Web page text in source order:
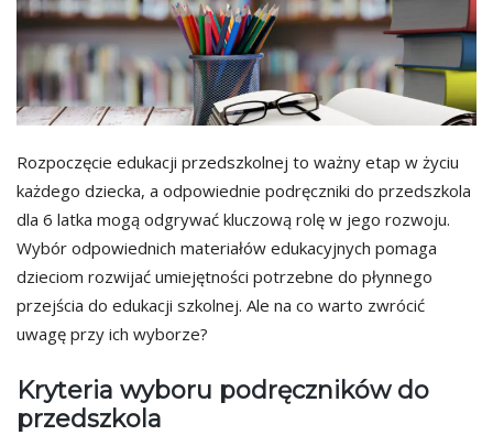
Rozpoczęcie edukacji przedszkolnej to ważny etap w życiu
każdego dziecka, a odpowiednie podręczniki do przedszkola
dla 6 latka mogą odgrywać kluczową rolę w jego rozwoju.
Wybór odpowiednich materiałów edukacyjnych pomaga
dzieciom rozwijać umiejętności potrzebne do płynnego
przejścia do edukacji szkolnej. Ale na co warto zwrócić
uwagę przy ich wyborze?
Kryteria wyboru podręczników do
przedszkola